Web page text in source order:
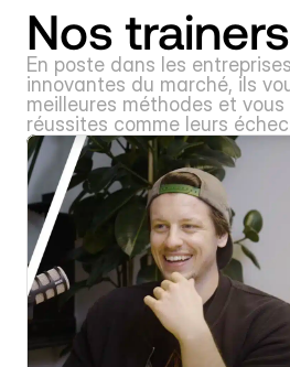
Nos trainers
En poste dans les
innovantes du marché, ils
meilleures méthodes et
réussites comme leurs